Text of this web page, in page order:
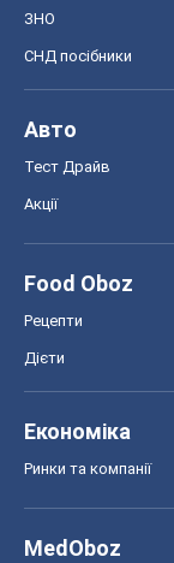
ЗНО
СНД посібники
Авто
Тест Драйв
Акції
Food Oboz
Рецепти
Дієти
Економіка
Ринки та компанії
MedOboz